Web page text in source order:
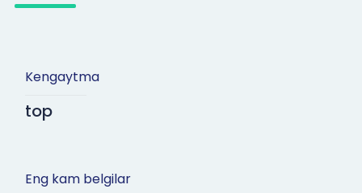
Kengaytma
top
Eng kam belgilar